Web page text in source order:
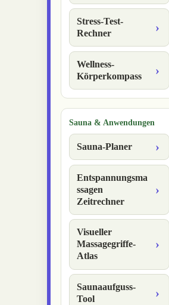
Stress-Test-
Rechner
Wellness-
Körperkompass
Sauna & Anwendungen
Sauna-Planer
Entspannungsma
ssagen
Zeitrechner
Visueller
Massagegriffe-
Atlas
Saunaaufguss-
Tool